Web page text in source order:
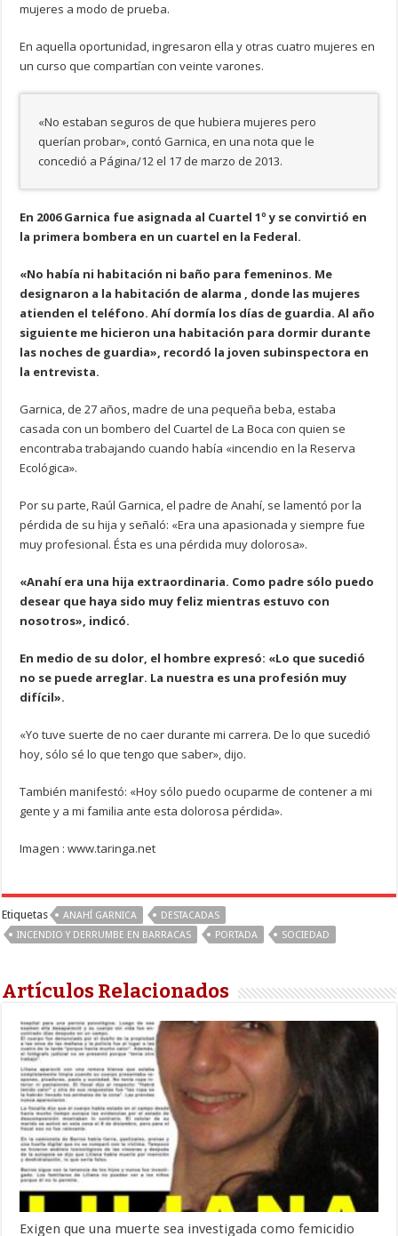
mujeres a modo de prueba.
En aquella oportunidad, ingresaron ella y otras cuatro mujeres en
un curso que compartían con veinte varones.
«No estaban seguros de que hubiera mujeres pero
querían probar», contó Garnica, en una nota que le
concedió a Página/12 el 17 de marzo de 2013.
En 2006 Garnica fue asignada al Cuartel 1º y se convirtió en
la primera bombera en un cuartel en la Federal.
«No había ni habitación ni baño para femeninos. Me
designaron a la habitación de alarma , donde las mujeres
atienden el teléfono. Ahí dormía los días de guardia. Al año
siguiente me hicieron una habitación para dormir durante
las noches de guardia», recordó la joven subinspectora en
la entrevista.
Garnica, de 27 años, madre de una pequeña beba, estaba
casada con un bombero del Cuartel de La Boca con quien se
encontraba trabajando cuando había «incendio en la Reserva
Ecológica».
Por su parte, Raúl Garnica, el padre de Anahí, se lamentó por la
pérdida de su hija y señaló: «Era una apasionada y siempre fue
muy profesional. Ésta es una pérdida muy dolorosa».
«Anahí era una hija extraordinaria. Como padre sólo puedo
desear que haya sido muy feliz mientras estuvo con
nosotros», indicó.
En medio de su dolor, el hombre expresó: «Lo que sucedió
no se puede arreglar. La nuestra es una profesión muy
difícil».
«Yo tuve suerte de no caer durante mi carrera. De lo que sucedió
hoy, sólo sé lo que tengo que saber», dijo.
También manifestó: «Hoy sólo puedo ocuparme de contener a mi
gente y a mi familia ante esta dolorosa pérdida».
Imagen : www.taringa.net
Etiquetas ANAHÍ GARNICA
DESTACADAS
INCENDIO Y DERRUMBE EN BARRACAS
PORTADA SOCIEDAD
Artículos Relacionados
Exigen que una muerte sea investigada como femicidio